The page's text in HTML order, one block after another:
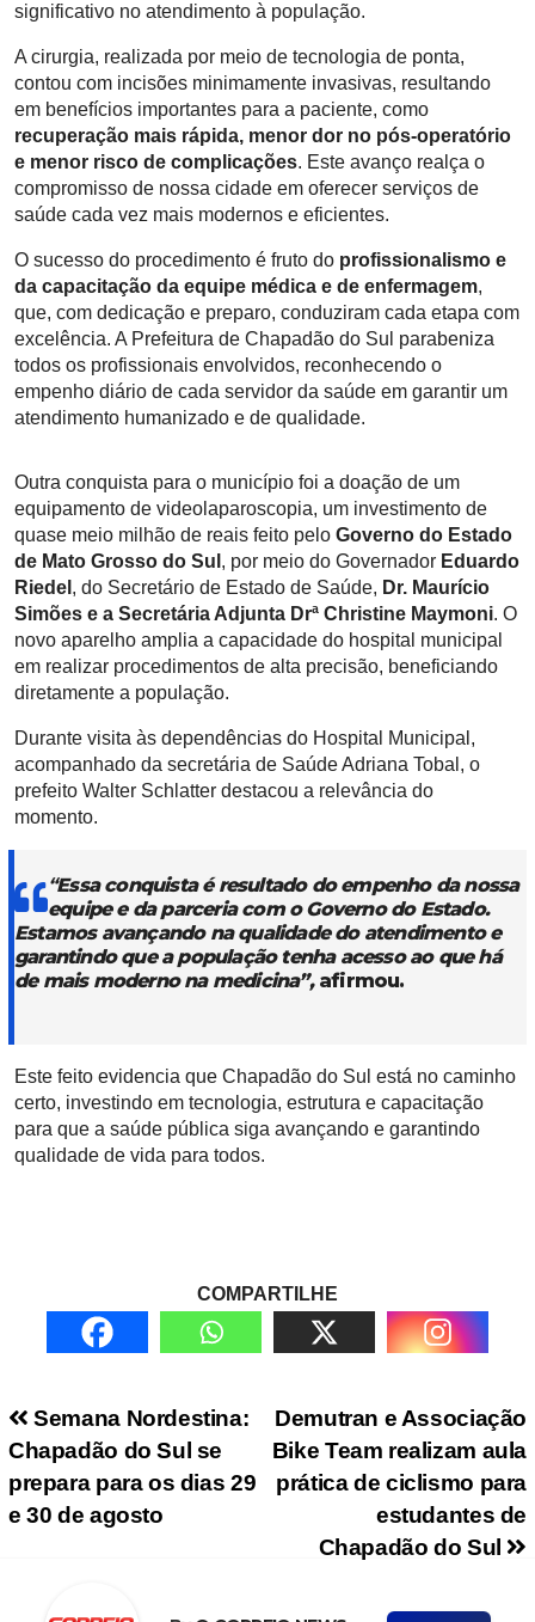
significativo no atendimento à população.
A cirurgia, realizada por meio de tecnologia de ponta,
contou com incisões minimamente invasivas, resultando
em benefícios importantes para a paciente, como
recuperação mais rápida, menor dor no pós-operatório
e menor risco de complicações. Este avanço realça o
compromisso de nossa cidade em oferecer serviços de
saúde cada vez mais modernos e eficientes.
O sucesso do procedimento é fruto do profissionalismo e
da capacitação da equipe médica e de enfermagem,
que, com dedicação e preparo, conduziram cada etapa com
excelência. A Prefeitura de Chapadão do Sul parabeniza
todos os profissionais envolvidos, reconhecendo o
empenho diário de cada servidor da saúde em garantir um
atendimento humanizado e de qualidade.
Outra conquista para o município foi a doação de um
equipamento de videolaparoscopia, um investimento de
quase meio milhão de reais feito pelo Governo do Estado
de Mato Grosso do Sul , por meio do Governador Eduardo
Riedel , do Secretário de Estado de Saúde, Dr. Maurício
Simões e a Secretária Adjunta Drª Christine Maymoni. O
novo aparelho amplia a capacidade do hospital municipal
em realizar procedimentos de alta precisão, beneficiando
diretamente a população.
Durante visita às dependências do Hospital Municipal,
acompanhado da secretária de Saúde Adriana Tobal, o
prefeito Walter Schlatter destacou a relevância do
momento.
“Essa conquista é resultado do empenho da nossa
equipe e da parceria com o Governo do Estado.
Estamos avançando na qualidade do atendimento e
garantindo que a população tenha acesso ao que há
de mais moderno na medicina”,afirmou.
Este feito evidencia que Chapadão do Sul está no caminho
certo, investindo em tecnologia, estrutura e capacitação
para que a saúde pública siga avançando e garantindo
qualidade de vida para todos.
COMPARTILHE
Navegação de PostDemutran e Associação
Bike Team realizam aula
prática de ciclismo para
estudantes de
Chapadão do Sul
Semana Nordestina:
Chapadão do Sul se
prepara para os dias 29
e 30 de agosto